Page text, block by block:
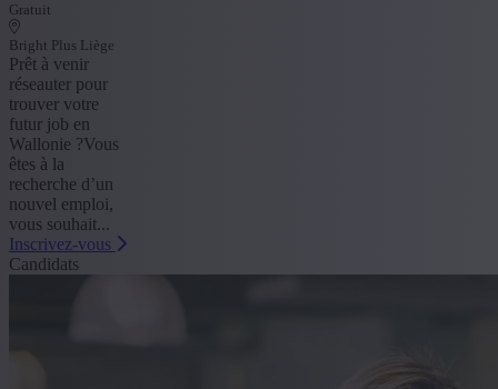
Gratuit
Bright Plus Liège
Prêt à venir
réseauter pour
trouver votre
futur job en
Wallonie ?Vous
êtes à la
recherche d’un
nouvel emploi,
vous souhait...
Inscrivez-vous
Candidats